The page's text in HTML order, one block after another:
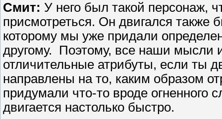
Смит: У него был такой персонаж,
присмотреться. Он двигался также
которому мы уже придали
другому. Поэтому, все наши мысли
отличительные атрибуты, если ты
направлены на то, каким образом
придумали что-то вроде огненного
двигается настолько быстро.